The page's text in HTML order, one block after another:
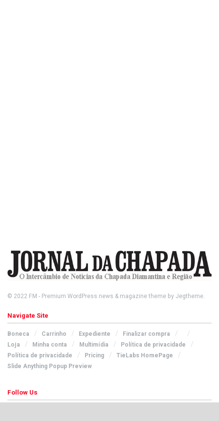
© 2022 FM - Premium WordPress news & magazine theme by Jegtheme.
Navigate Site
Boneca Carrinho Expediente
Finalizar compra
Loja
Minha conta Multimídia
Política de privacidade
Política de privacidade
Pricing
TieLabs HomePage
Slide Anything Popup Preview
Follow Us